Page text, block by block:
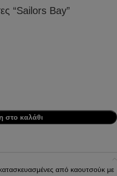
“Sailors Bay”
στο καλάθι
από καουτσούκ με